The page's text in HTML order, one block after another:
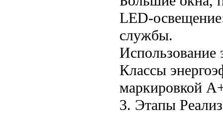
LED-
службы.
Использование
Классы
маркировкой
3. Этапы